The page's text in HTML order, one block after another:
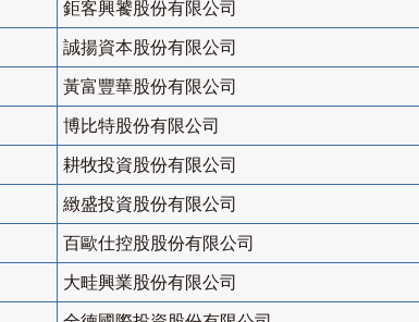
鉅客興饕股份有限公司
誠揚資本股份有限公司
黃富豐華股份有限公司
博比特股份有限公司
耕牧投資股份有限公司
緻盛投資股份有限公司
百歐仕控股股份有限公司
大畦興業股份有限公司